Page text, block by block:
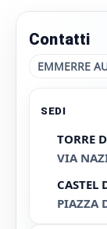
Contatti
EMMERRE
SEDI
TORRE
VIA
CASTEL
PIAZZA